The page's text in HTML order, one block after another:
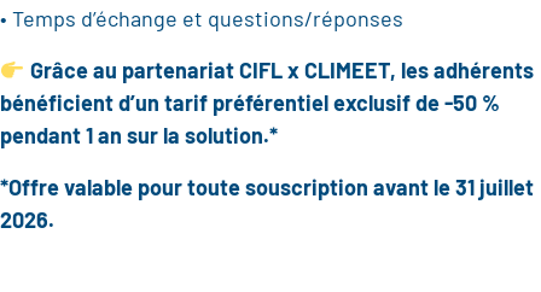
• Temps d’échange et questions/réponses
Grâce au partenariat CIFL x CLIMEET, les adhérents
bénéficient d’un tarif préférentiel exclusif de -50 %
pendant 1 an sur la solution.*
*Offre valable pour toute souscription avant le 31 juillet
2026.